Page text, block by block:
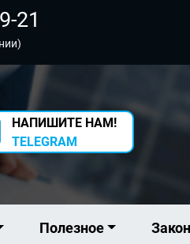
21
НАПИШИТЕ НАМ!
TELEGRAM
Полезное